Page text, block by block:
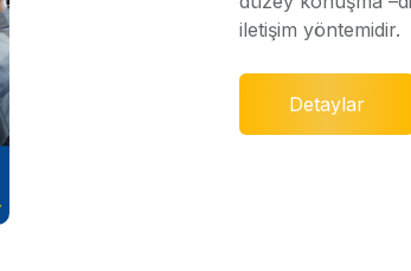
iletişim yöntemidir.
Detaylar